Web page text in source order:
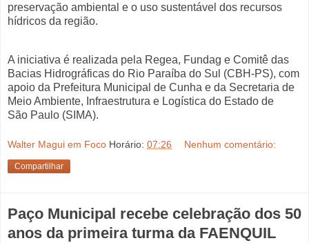
preservação ambiental e o uso sustentável dos recursos
hídricos da região.
A iniciativa é realizada pela Regea, Fundag e Comitê das
Bacias Hidrográficas do Rio Paraíba do Sul (CBH-PS), com
apoio da Prefeitura Municipal de Cunha e da Secretaria de
Meio Ambiente, Infraestrutura e Logística do Estado de
São Paulo (SIMA).
Walter Magui em Foco Horário: 07:26 Nenhum comentário:
Compartilhar
Paço Municipal recebe celebração dos 50
anos da primeira turma da FAENQUIL